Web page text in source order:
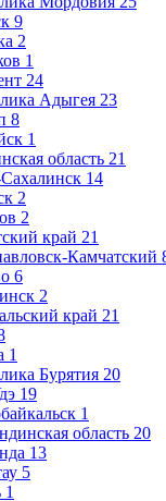
9
2
1
24
Адыгея 23
8
1
область 21
14
2
2
край 21
Камчатский
6
2
край 21
1
Бурятия 20
19
1
область 20
13
5
1